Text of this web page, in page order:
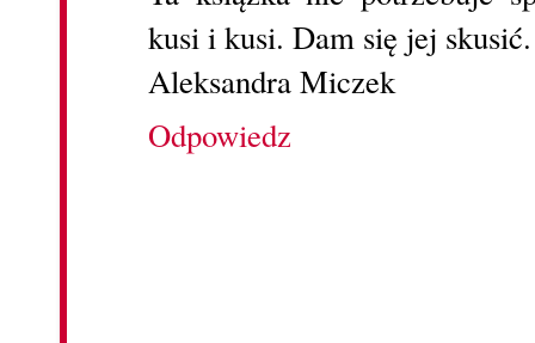
kusi i kusi. Dam się jej
Aleksandra Miczek
Odpowiedz